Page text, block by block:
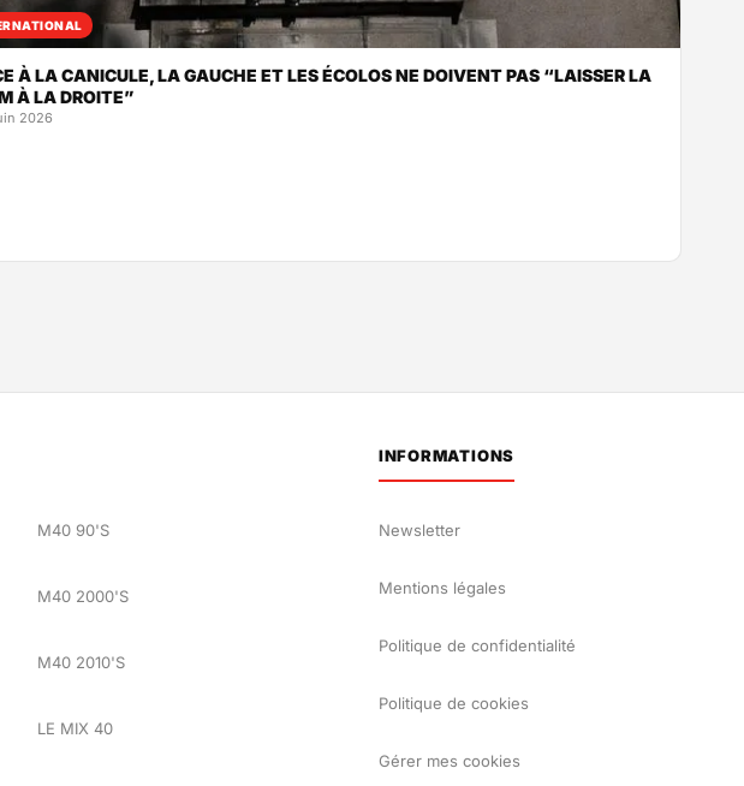
À LA CANICULE, LA GAUCHE ET LES ÉCOLOS NE DOIVENT PAS “LAISSER LA
À LA DROITE”
2026
M40 90'S
M40 2000'S
M40 2010'S
LE MIX 40
INFORMATIONS
Newsletter
Mentions légales
Politique de confidentialité
Politique de cookies
Gérer mes cookies